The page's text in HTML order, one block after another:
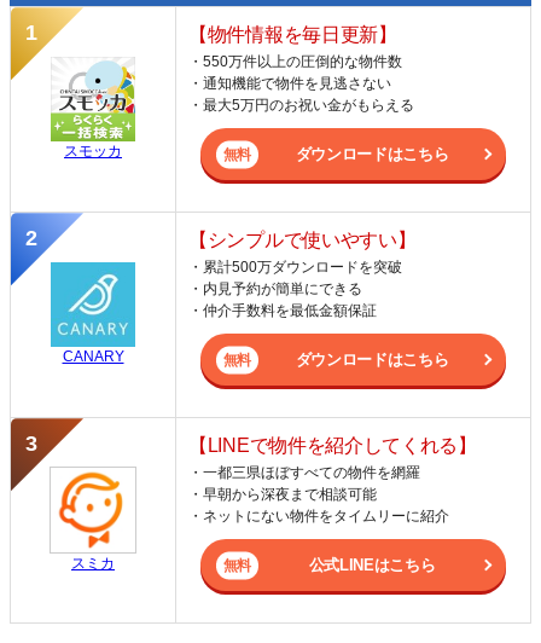
スモッカ
【物件情報を毎日更新】
・550万件以上の圧倒的な物件数
・通知機能で物件を見逃さない
・最大5万円のお祝い金がもらえる
ダウンロードはこちら
CANARY
【シンプルで使いやすい】
・累計500万ダウンロードを突破
・内見予約が簡単にできる
・仲介手数料を最低金額保証
ダウンロードはこちら
スミカ
【LINEで物件を紹介してくれる】
・一都三県ほぼすべての物件を網羅
・早朝から深夜まで相談可能
・ネットにない物件をタイムリーに紹介
公式LINEはこちら